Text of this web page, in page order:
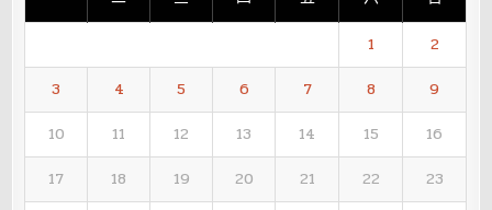
1
2
3
4 5 6 7 8
9
10
11 12 13 14 15
16
17
18 19 20 21 22
23